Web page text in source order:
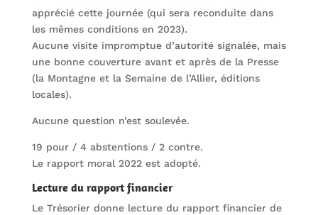
apprécié cette journée (qui sera reconduite dans
les mêmes conditions en 2023).
Aucune visite impromptue d’autorité signalée, mais
une bonne couverture avant et après de la Presse
(la Montagne et la Semaine de l’Allier, éditions
locales).
Aucune question n’est soulevée.
19 pour / 4 abstentions / 2 contre.
Le rapport moral 2022 est adopté.
Lecture du rapport financier
Le Trésorier donne lecture du rapport financier de